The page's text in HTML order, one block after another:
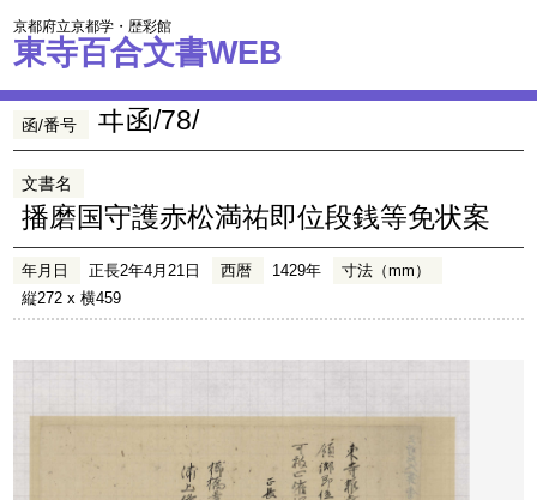
京都府立京都学・歴彩館
東寺百合文書WEB
函/番号 ヰ函/78/
文書名
播磨国守護赤松満祐即位段銭等免状案
年月日 正長2年4月21日 西暦 1429年
寸法（mm）
縦272 x 横459